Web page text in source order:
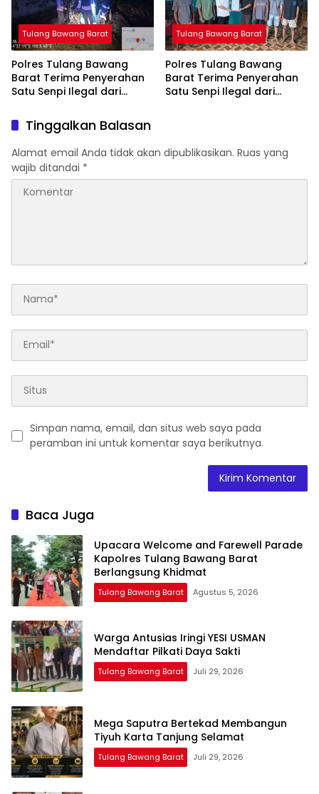
Tulang Bawang Barat
Polres Tulang Bawang
Barat Terima Penyerahan
Satu Senpi Ilegal dari
Tulang Bawang Barat
Polres Tulang Bawang
Barat Terima Penyerahan
Satu Senpi Ilegal dari
Tinggalkan Balasan
Alamat email Anda tidak akan dipublikasikan. Ruas yang
wajib ditandai *
Simpan nama, email, dan situs web saya pada
peramban ini untuk komentar saya berikutnya.
Baca Juga
Upacara Welcome and Farewell Parade
Kapolres Tulang Bawang Barat
Berlangsung Khidmat
Tulang Bawang Barat Agustus 5, 2026
Warga Antusias Iringi YESI USMAN
Mendaftar Pilkati Daya Sakti
Tulang Bawang Barat Juli 29, 2026
Mega Saputra Bertekad Membangun
Tiyuh Karta Tanjung Selamat
Tulang Bawang Barat Juli 29, 2026